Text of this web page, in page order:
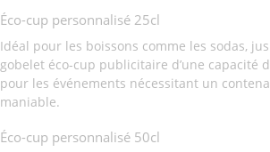
Éco-cup personnalisé 25cl
Idéal pour les boissons comme les sodas,
gobelet éco-cup publicitaire d’une capacité
pour les événements nécessitant un
maniable.
Éco-cup personnalisé 50cl